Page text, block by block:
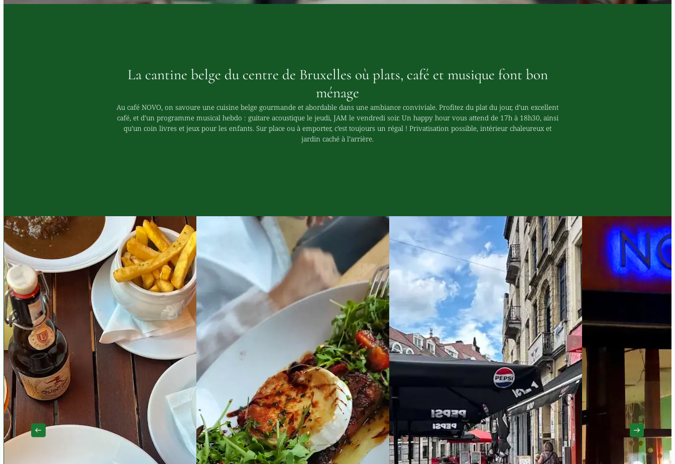
La cantine belge du centre de Bruxelles où plats, café et musique font bon
ménage
Au café NOVO, on savoure une cuisine belge gourmande et abordable dans une ambiance conviviale. Profitez du plat du jour, d’un excellent
café, et d’un programme musical hebdo : guitare acoustique le jeudi, JAM le vendredi soir. Un happy hour vous attend de 17h à 18h30, ainsi
qu’un coin livres et jeux pour les enfants. Sur place ou à emporter, c’est toujours un régal ! Privatisation possible, intérieur chaleureux et
jardin caché à l’arrière.